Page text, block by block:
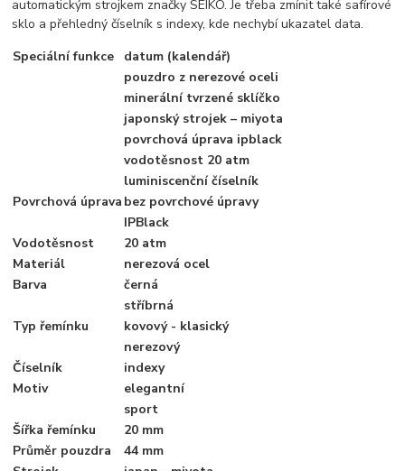
automatickým strojkem značky SEIKO. Je třeba zmínit také safírové
sklo a přehledný číselník s indexy, kde nechybí ukazatel data.
Speciální funkce
datum (kalendář)
pouzdro z nerezové oceli
minerální tvrzené sklíčko
japonský strojek – miyota
povrchová úprava ipblack
vodotěsnost 20 atm
luminiscenční číselník
Povrchová úprava bez povrchové úpravy
IPBlack
Vodotěsnost
20 atm
Materiál
nerezová ocel
Barva
černá
stříbrná
Typ řemínku
kovový - klasický
nerezový
Číselník
indexy
Motiv
elegantní
sport
Šířka řemínku
20 mm
Průměr pouzdra
44 mm